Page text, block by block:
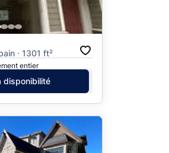
· 1301 ft²
entier
disponibilité